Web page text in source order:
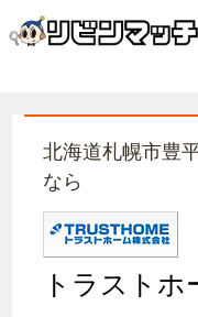
北海道札幌市豊
なら
トラスト